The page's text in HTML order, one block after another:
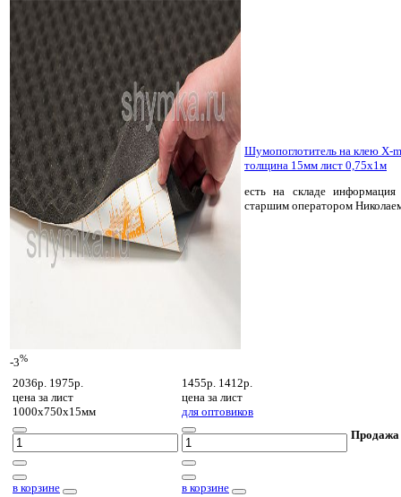
-3%
Шумопоглотитель на клею X-
толщина 15мм лист 0,75х1м
есть на складе информация
старшим оператором
2036р. 1975р.
цена за лист
1000х750х15мм
в корзине
1455р. 1412р.
цена за лист
для оптовиков
в корзине
Продажа